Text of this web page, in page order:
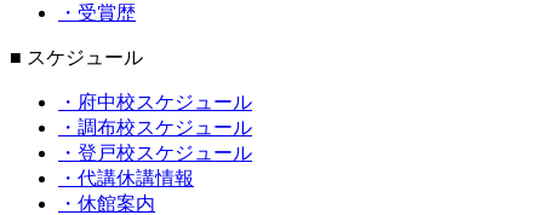
・受賞歴
■ スケジュール
・府中校スケジュール
・調布校スケジュール
・登戸校スケジュール
・代講休講情報
・休館案内